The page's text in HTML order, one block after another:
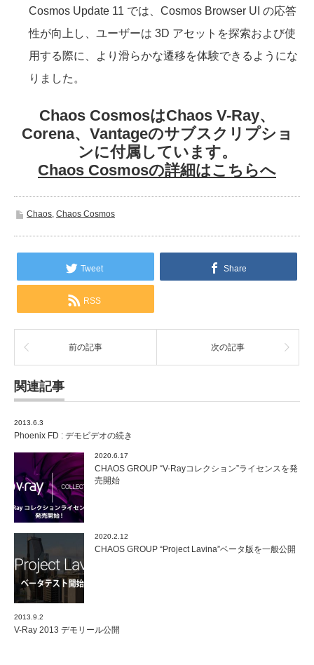
Cosmos Update 11 では、Cosmos Browser UI の応答
性が向上し、ユーザーは 3D アセットを探索および使
用する際に、より滑らかな遷移を体験できるようにな
りました。
Chaos CosmosはChaos V-Ray、
Corena、Vantageのサブスクリプショ
ンに付属しています。
Chaos Cosmosの詳細はこちらへ
Chaos, Chaos Cosmos
Tweet Share
RSS
前の記事 次の記事
関連記事
2013.6.3
Phoenix FD : デモビデオの続き
2020.6.17
CHAOS GROUP “V-Rayコレクション”ライセンスを発
売開始
2020.2.12
CHAOS GROUP “Project Lavina”ベータ版を一般公開
2013.9.2
V-Ray 2013 デモリール公開